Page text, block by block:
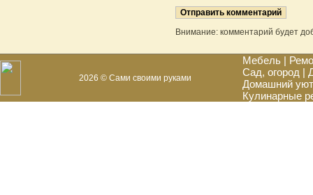
Внимание: комментарий будет
2026 © Сами своими руками
Мебель |
Сад, огород |
Домашний уют
Кулинарные